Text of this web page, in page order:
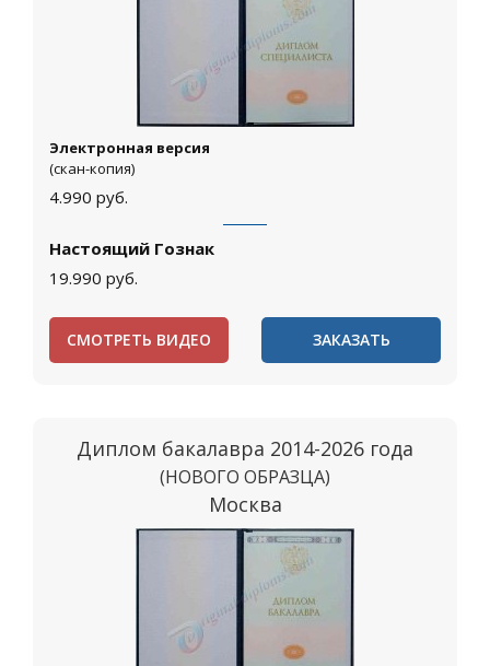
Электронная версия
(скан-копия)
4.990 руб.
Настоящий Гознак
19.990 руб.
СМОТРЕТЬ ВИДЕО ЗАКАЗАТЬ
Диплом бакалавра 2014-2026 года
(НОВОГО ОБРАЗЦА)
Москва